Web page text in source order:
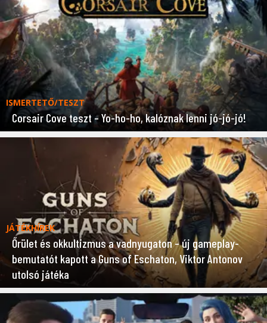
ISMERTETŐ/TESZT
Corsair Cove teszt – Yo-ho-ho, kalóznak lenni jó-jó-jó!
JÁTÉKHÍREK
Őrület és okkultizmus a vadnyugaton – új gameplay-
bemutatót kapott a Guns of Eschaton, Viktor Antonov
utolsó játéka